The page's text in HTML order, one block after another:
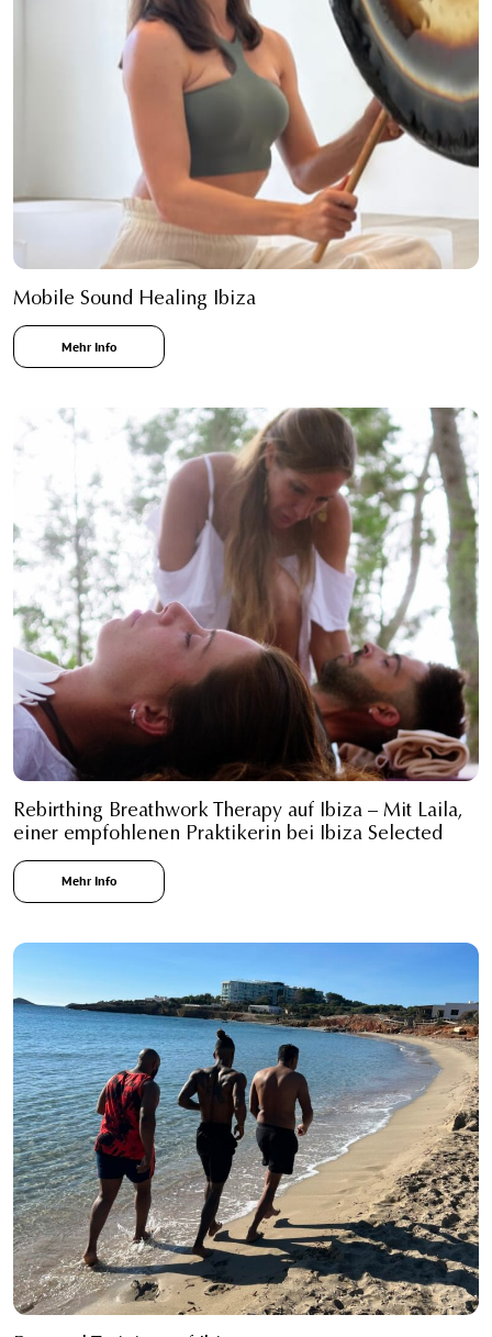
Mobile Sound Healing Ibiza
Mehr Info
Rebirthing Breathwork Therapy auf Ibiza – Mit Laila,
einer empfohlenen Praktikerin bei Ibiza Selected
Mehr Info